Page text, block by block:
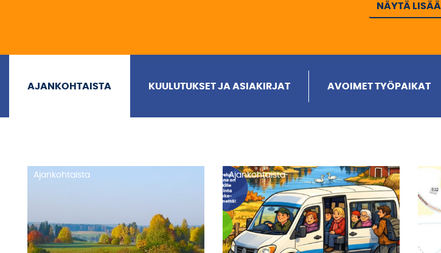
NÄYTÄ LISÄÄ
AJANKOHTAISTA KUULUTUKSET JA ASIAKIRJAT AVOIMET TYÖPAIKAT
Ajankohtaista Ajankohtaista